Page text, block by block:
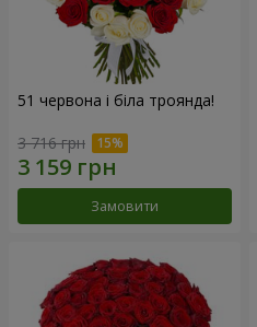
51 червона і біла троянда!
3 716 грн
Замовити